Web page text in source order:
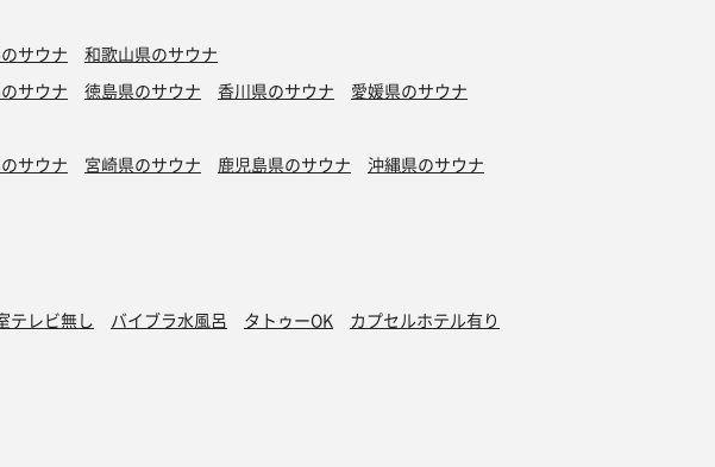
サウナ 和歌山県のサウナ
サウナ 徳島県のサウナ 香川県のサウナ
愛媛県のサウナ
サウナ 宮崎県のサウナ 鹿児島県のサウナ 沖縄県のサウナ
テレビ無し バイブラ水風呂 タトゥーOK
カプセルホテル有り